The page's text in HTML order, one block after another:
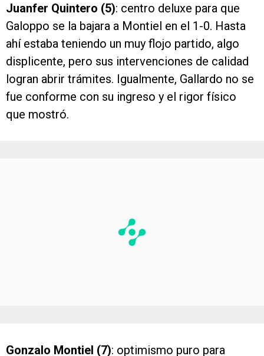
Juanfer Quintero (5): centro deluxe para que
Galoppo se la bajara a Montiel en el 1-0. Hasta
ahí estaba teniendo un muy flojo partido, algo
displicente, pero sus intervenciones de calidad
logran abrir trámites. Igualmente, Gallardo no se
fue conforme con su ingreso y el rigor físico
que mostró.
Gonzalo Montiel (7): optimismo puro para